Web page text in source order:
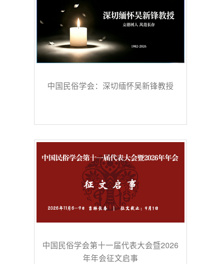
中国民俗学会：深切缅怀吴新锋教授
中国民俗学会第十一届代表大会暨2026
年年会征文启事